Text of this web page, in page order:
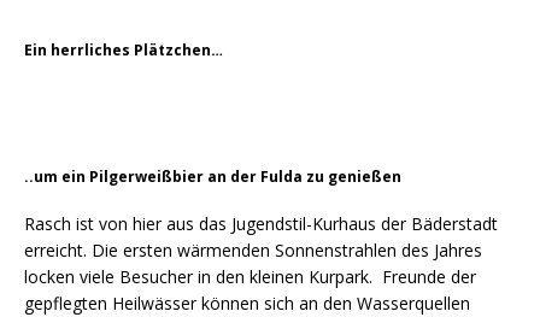
Ein herrliches Plätzchen…
..um ein Pilgerweißbier an der Fulda zu genießen
Rasch ist von hier aus das Jugendstil-Kurhaus der Bäderstadt
erreicht. Die ersten wärmenden Sonnenstrahlen des Jahres
locken viele Besucher in den kleinen Kurpark. Freunde der
gepflegten Heilwässer können sich an den Wasserquellen